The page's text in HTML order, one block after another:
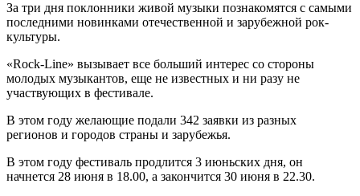
За три дня поклонники живой музыки познакомятся с самыми
последними новинками отечественной и зарубежной рок-
культуры.
«Rock-Line» вызывает все больший интерес со стороны
молодых музыкантов, еще не известных и ни разу не
участвующих в фестивале.
В этом году желающие подали 342 заявки из разных
регионов и городов страны и зарубежья.
В этом году фестиваль продлится 3 июньских дня, он
начнется 28 июня в 18.00, а закончится 30 июня в 22.30.